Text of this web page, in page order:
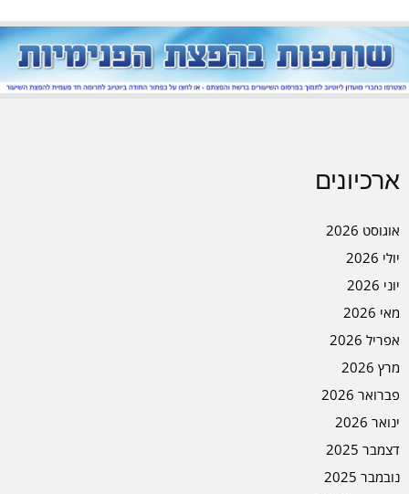
ארכיונים
אוגוסט 2026
יולי 2026
יוני 2026
מאי 2026
אפריל 2026
מרץ 2026
פברואר 2026
ינואר 2026
דצמבר 2025
נובמבר 2025